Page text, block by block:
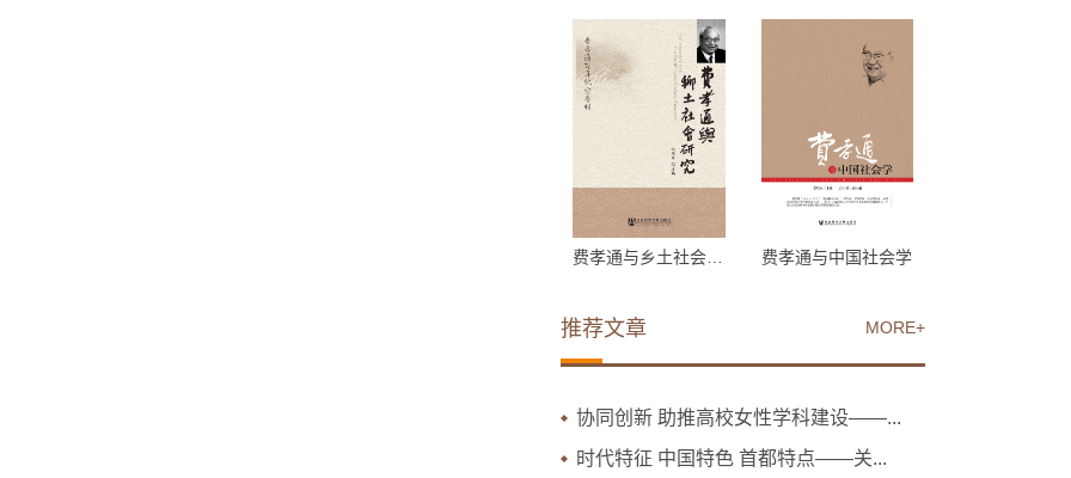
费孝通与中国社会学
MORE+
推荐文章
协同创新 助推高校女性学科建设——...
时代特征 中国特色 首都特点——关...